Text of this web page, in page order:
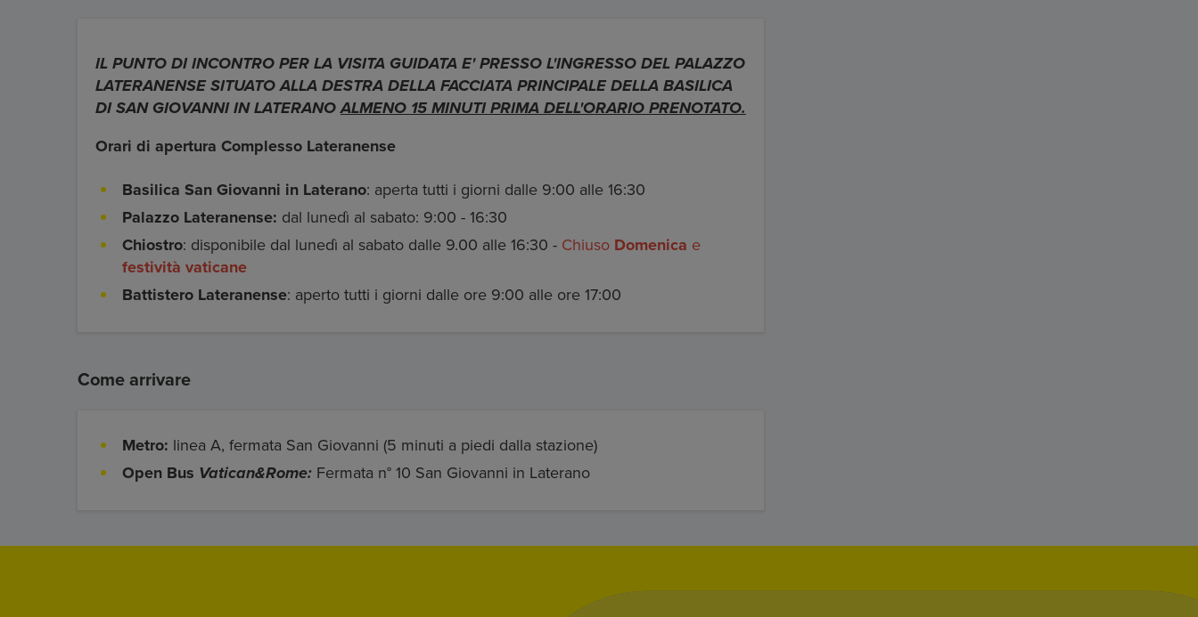
IL PUNTO DI INCONTRO PER LA VISITA GUIDATA E' PRESSO L'INGRESSO DEL PALAZZO
LATERANENSE SITUATO ALLA DESTRA DELLA FACCIATA PRINCIPALE DELLA BASILICA
DI SAN GIOVANNI IN LATERANOALMENO 15 MINUTI PRIMA DELL'ORARIO PRENOTATO.
Orari di apertura Complesso Lateranense
Basilica San Giovanni in Laterano: aperta tutti i giorni dalle 9:00 alle 16:30
Palazzo Lateranense: dal lunedì al sabato: 9:00 - 16:30
Chiostro: disponibile dal lunedì al sabato dalle 9.00 alle 16:30 - Chiuso Domenica e
festività vaticane
Battistero Lateranense: aperto tutti i giorni dalle ore 9:00 alle ore 17:00
Come arrivare
Metro: linea A, fermata San Giovanni (5 minuti a piedi dalla stazione)
Open Bus Vatican&Rome: Fermata n° 10 San Giovanni in Laterano